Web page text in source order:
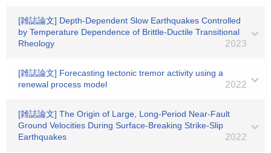
[雑誌論文] Depth‐Dependent Slow Earthquakes Controlled
by Temperature Dependence of Brittle‐Ductile Transitional
Rheology
2023
[雑誌論文] Forecasting tectonic tremor activity using a
renewal process model
2022
[雑誌論文] The Origin of Large, Long‐Period Near‐Fault
Ground Velocities During Surface‐Breaking Strike‐Slip
Earthquakes
2022